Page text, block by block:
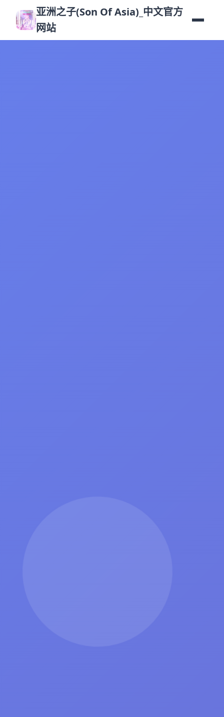
亚洲之子(Son Of Asia)_中文官方
网站